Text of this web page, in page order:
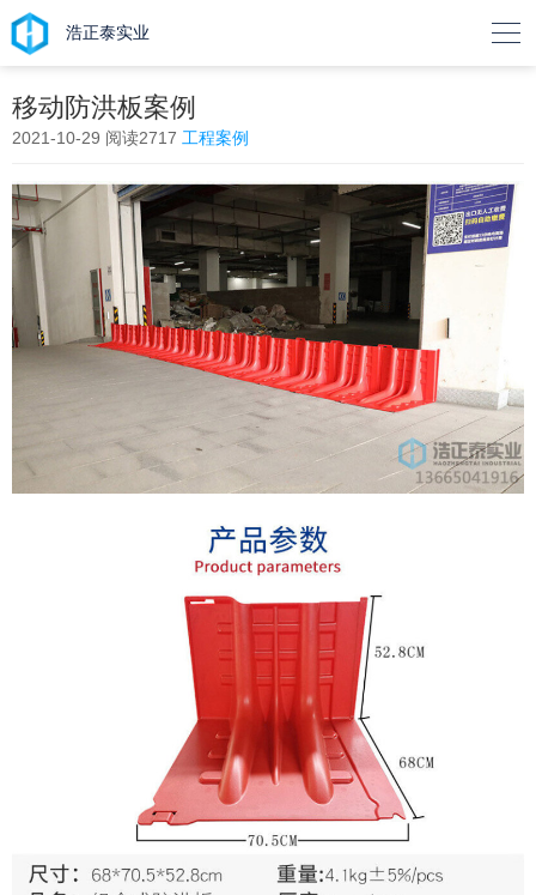
浩正泰实业 
移动防洪板案例
2021-10-29 阅读2717 工程案例